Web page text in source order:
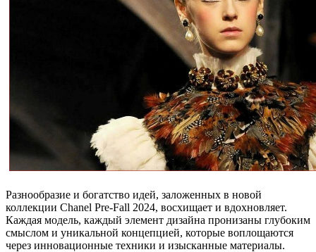
Разнообразие и богатство идей, заложенных в новой
коллекции Chanel Pre-Fall 2024, восхищает и вдохновляет.
Каждая модель, каждый элемент дизайна пронизаны глубоким
смыслом и уникальной концепцией, которые воплощаются
через инновационные техники и изысканные материалы.